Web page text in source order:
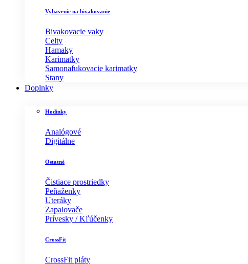
Vybavenie na bivakovanie
Bivakovacie vaky
Celty
Hamaky
Karimatky
Samonafukovacie karimatky
Stany
Doplnky
Hodinky
Analógové
Digitálne
Ostatné
Čistiace prostriedky
Peňaženky
Uteráky
Zapalovače
Prívesky / Kľúčenky
CrossFit
CrossFit pláty